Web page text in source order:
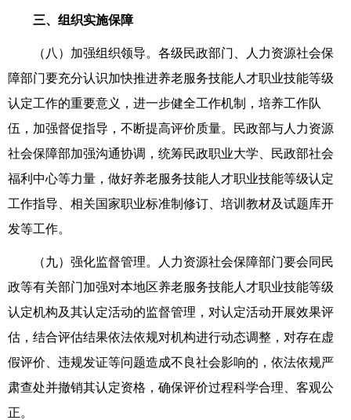
三、组织实施保障
（八）加强组织领导。各级民政部门、人力资源社会保
障部门要充分认识加快推进养老服务技能人才职业技能等级
认定工作的重要意义，进一步健全工作机制，培养工作队
伍，加强督促指导，不断提高评价质量。民政部与人力资源
社会保障部加强沟通协调，统筹民政职业大学、民政部社会
福利中心等力量，做好养老服务技能人才职业技能等级认定
工作指导、相关国家职业标准制修订、培训教材及试题库开
发等工作。
（九）强化监督管理。人力资源社会保障部门要会同民
政等有关部门加强对本地区养老服务技能人才职业技能等级
认定机构及其认定活动的监督管理，对认定活动开展效果评
估，结合评估结果依法依规对机构进行动态调整，对存在虚
假评价、违规发证等问题造成不良社会影响的，依法依规严
肃查处并撤销其认定资格，确保评价过程科学合理、客观公
正。